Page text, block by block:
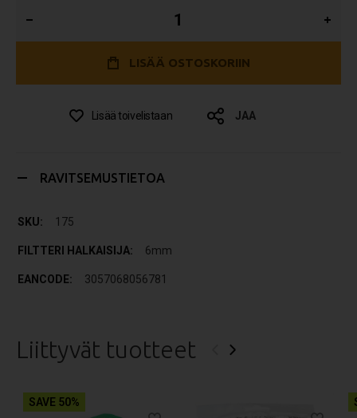
LISÄÄ OSTOSKORIIN
Lisää toivelistaan JAA
RAVITSEMUSTIETOA
175
6mm
3057068056781
Liittyvät tuotteet ›
SAVE 50%